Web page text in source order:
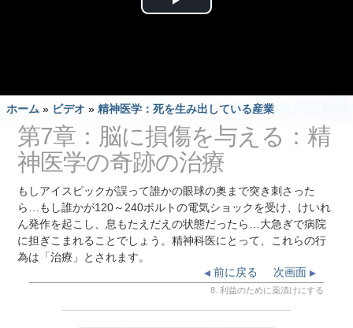
Play
ホーム » ビデオ » 精神医学：死を生み出している産業
第7章：脳に損傷を与える：精
神医学の奇跡の治療
もしアイスピックが誤って誰かの眼球の奥まで突き刺さった
ら…もし誰かが120～240ボルトの電気ショックを受け、けいれ
ん発作を起こし、息もたえだえの状態だったら…大急ぎで病院
に担ぎこまれることでしょう。精神科医にとって、これらの行
為は「治療」とされます。
次画面
前に戻る
8. 利益のために薬漬けにする